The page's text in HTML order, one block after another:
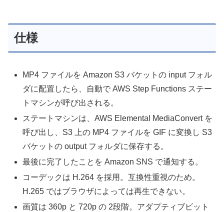
仕様
MP4 ファイルを Amazon S3 バケットの input フォル
ダに配置したら、自動で AWS Step Functions ステー
トマシンが呼び出される。
ステートマシンは、AWS Elemental MediaConvert を
呼び出し、S3 上の MP4 ファイルを GIF に変換し S3
バケットの output フォルダに保存する。
最後に完了したことを Amazon SNS で通知する。
コーデックは H.264 を採用。互換性重視のため。
H.265 ではブラウザによっては再生できない。
画質は 360p と 720p の 2段階。アダプティブビット